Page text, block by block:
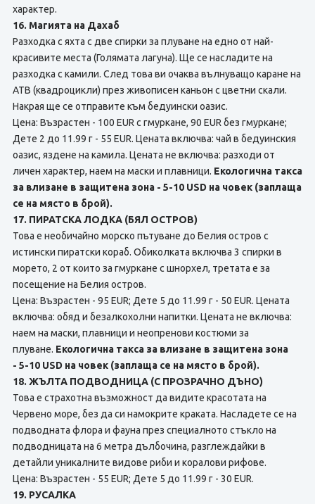
характер.
16. Магията на Дахаб
Разходка с яхта с две спирки за плуване на едно от най-
красивите места (Голямата лагуна). Ще се насладите на
разходка с камили. След това ви очаква вълнуващо каране на
АТВ (квадроцикли) през живописен каньон с цветни скали.
Накрая ще се отправите към бедуински оазис.
Цена: Възрастен - 100 EUR с гмуркане, 90 EUR без гмуркане;
Дете 2 до 11.99 г - 55 EUR. Цената включва: чай в бедуинския
оазис, яздене на камила. Цената не включва: разходи от
личен характер, наем на маски и плавници. Екологична такса
за влизане в защитена зона - 5-10 USD на човек (заплаща
се на място в брой).
17. ПИРАТСКА ЛОДКА (БЯЛ ОСТРОВ)
Това е необичайно морско пътуване до Белия остров с
истински пиратски кораб. Обиколката включва 3 спирки в
морето, 2 от които за гмуркане с шнорхел, третата е за
посещение на Белия остров.
Цена: Възрастен - 95 EUR; Дете 5 до 11.99 г - 50 EUR. Цената
включва: обяд и безалкохолни напитки. Цената не включва:
наем на маски, плавници и неопренови костюми за
плуване. Екологична такса за влизане в защитена зона
- 5-10 USD на човек (заплаща се на място в брой).
18. ЖЪЛТА ПОДВОДНИЦА (С ПРОЗРАЧНО ДЪНО)
Това е страхотна възможност да видите красотата на
Червено море, без да си намокрите краката. Насладете се на
подводната флора и фауна през специалното стъкло на
подводницата на 6 метра дълбочина, разглеждайки в
детайли уникалните видове риби и коралови рифове.
Цена: Възрастен - 55 EUR; Дете 5 до 11.99 г - 30 EUR.
19. РУСАЛКА